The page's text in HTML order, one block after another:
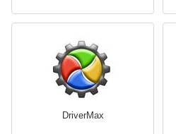
DriverMax